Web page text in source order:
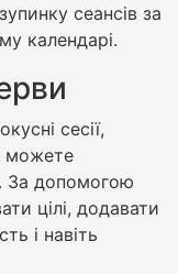
сеансів за
календарі.
сесії,
можете
За допомогою
цілі, додавати
і навіть